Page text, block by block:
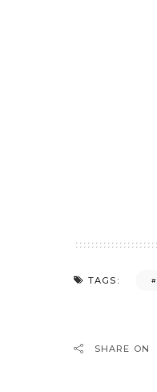
TAGS:
SHARE ON